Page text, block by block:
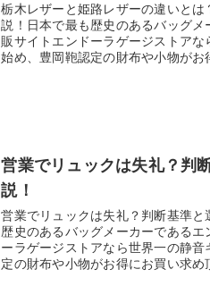
栃木レザーと姫路レザーの違いと
説！日本で最も歴史のあるバッグ
販サイトエンドーラゲージストア
始め、豊岡鞄認定の財布や小物がお
営業でリュックは失礼？判
説！
営業でリュックは失礼？判断基準
歴史のあるバッグメーカーである
ーラゲージストアなら世界一の静
定の財布や小物がお得にお買い求め